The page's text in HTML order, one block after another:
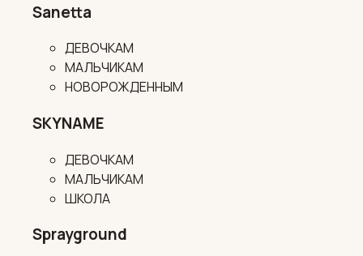
Sanetta
ДЕВОЧКАМ
МАЛЬЧИКАМ
НОВОРОЖДЕННЫМ
SKYNAME
ДЕВОЧКАМ
МАЛЬЧИКАМ
ШКОЛА
Sprayground